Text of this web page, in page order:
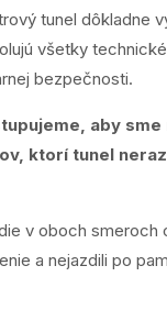
tunel dôkladne
všetky
bezpečnosti.
aby
ktorí tunel
v oboch smeroch
a nejazdili po